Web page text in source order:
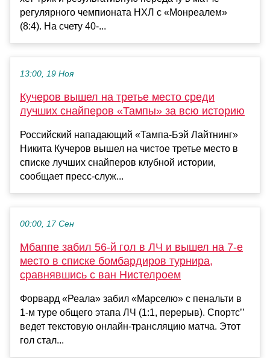
регулярного чемпионата НХЛ с «Монреалем»
(8:4). На счету 40-...
13:00, 19 Ноя
Кучеров вышел на третье место среди
лучших снайперов «Тампы» за всю историю
Российский нападающий «Тампа‑Бэй Лайтнинг»
Никита Кучеров вышел на чистое третье место в
списке лучших снайперов клубной истории,
сообщает пресс‑служ...
00:00, 17 Сен
Мбаппе забил 56-й гол в ЛЧ и вышел на 7-е
место в списке бомбардиров турнира,
сравнявшись с ван Нистелроем
Форвард «Реала» забил «Марселю» с пенальти в
1-м туре общего этапа ЛЧ (1:1, перерыв). Спортс’’
ведет текстовую онлайн-трансляцию матча. Этот
гол стал...